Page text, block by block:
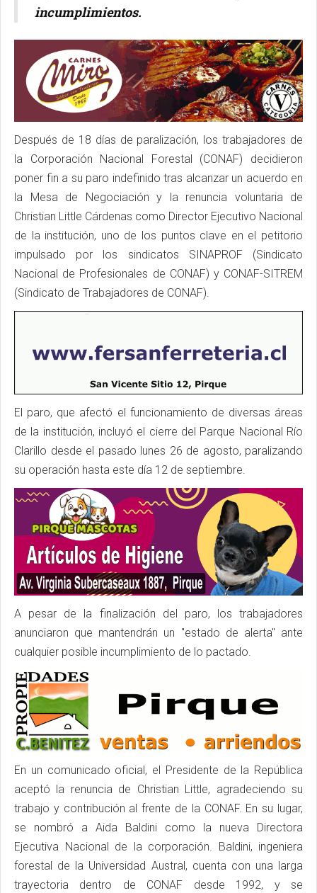
incumplimientos.
Después de 18 días de paralización, los trabajadores de
la Corporación Nacional Forestal (CONAF) decidieron
poner fin a su paro indefinido tras alcanzar un acuerdo en
la Mesa de Negociación y la renuncia voluntaria de
Christian Little Cárdenas como Director Ejecutivo Nacional
de la institución, uno de los puntos clave en el petitorio
impulsado por los sindicatos SINAPROF (Sindicato
Nacional de Profesionales de CONAF) y CONAF-SITREM
(Sindicato de Trabajadores de CONAF).
El paro, que afectó el funcionamiento de diversas áreas
de la institución, incluyó el cierre del Parque Nacional Río
Clarillo desde el pasado lunes 26 de agosto, paralizando
su operación hasta este día 12 de septiembre.
A pesar de la finalización del paro, los trabajadores
anunciaron que mantendrán un "estado de alerta" ante
cualquier posible incumplimiento de lo pactado.
En un comunicado oficial, el Presidente de la República
aceptó la renuncia de Christian Little, agradeciendo su
trabajo y contribución al frente de la CONAF. En su lugar,
se nombró a Aida Baldini como la nueva Directora
Ejecutiva Nacional de la corporación. Baldini, ingeniera
forestal de la Universidad Austral, cuenta con una larga
trayectoria dentro de CONAF desde 1992, y se